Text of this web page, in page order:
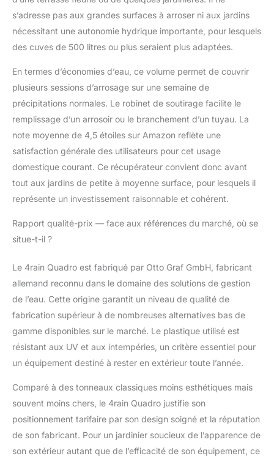
s’adresse pas aux grandes surfaces à arroser ni aux jardins
nécessitant une autonomie hydrique importante, pour lesquels
des cuves de 500 litres ou plus seraient plus adaptées.
En termes d’économies d’eau, ce volume permet de couvrir
plusieurs sessions d’arrosage sur une semaine de
précipitations normales. Le robinet de soutirage facilite le
remplissage d’un arrosoir ou le branchement d’un tuyau. La
note moyenne de 4,5 étoiles sur Amazon reflète une
satisfaction générale des utilisateurs pour cet usage
domestique courant. Ce récupérateur convient donc avant
tout aux jardins de petite à moyenne surface, pour lesquels il
représente un investissement raisonnable et cohérent.
Rapport qualité-prix — face aux références du marché, où se
situe-t-il ?
Le 4rain Quadro est fabriqué par Otto Graf GmbH, fabricant
allemand reconnu dans le domaine des solutions de gestion
de l’eau. Cette origine garantit un niveau de qualité de
fabrication supérieur à de nombreuses alternatives bas de
gamme disponibles sur le marché. Le plastique utilisé est
résistant aux UV et aux intempéries, un critère essentiel pour
un équipement destiné à rester en extérieur toute l’année.
Comparé à des tonneaux classiques moins esthétiques mais
souvent moins chers, le 4rain Quadro justifie son
positionnement tarifaire par son design soigné et la réputation
de son fabricant. Pour un jardinier soucieux de l’apparence de
son extérieur autant que de l’efficacité de son équipement, ce